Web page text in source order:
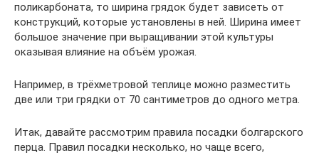
поликарбоната, то ширина грядок будет зависеть от
конструкций, которые установлены в ней. Ширина имеет
большое значение при выращивании этой культуры
оказывая влияние на объём урожая.
Например, в трёхметровой теплице можно разместить
две или три грядки от 70 сантиметров до одного метра.
Итак, давайте рассмотрим правила посадки болгарского
перца. Правил посадки несколько, но чаще всего,